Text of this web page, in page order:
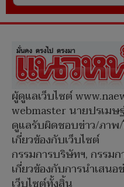
ผู้ดูแลเว็บไซต์
webmaster นายปรเมษ
ดูแลรับผิดชอบข่าว/ภา
เกี่ยวข้องกับเว็บไซต์
กรรมการบริษัทฯ, กรรม
เกี่ยวข้องกับการนำเสน